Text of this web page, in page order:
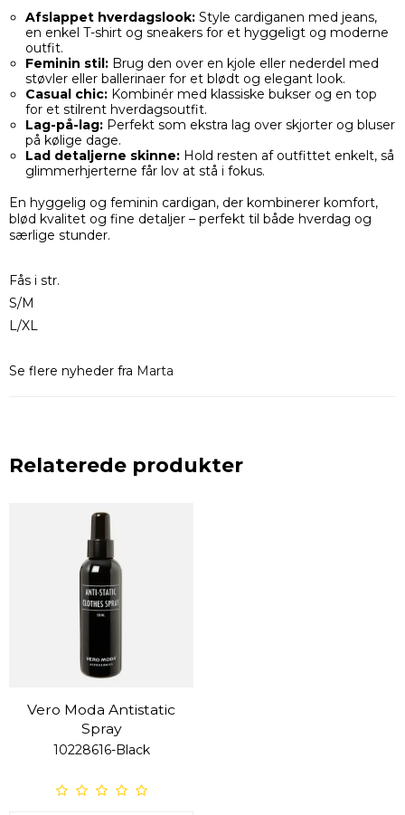
Afslappet hverdagslook:Style cardiganen med jeans,
en enkel T-shirt og sneakers for et hyggeligt og moderne
outfit.
Feminin stil:Brug den over en kjole eller nederdel med
støvler eller ballerinaer for et blødt og elegant look.
Casual chic:Kombinér med klassiske bukser og en top
for et stilrent hverdagsoutfit.
Lag-på-lag:Perfekt som ekstra lag over skjorter og bluser
på kølige dage.
Lad detaljerne skinne:Hold resten af outfittet enkelt, så
glimmerhjerterne får lov at stå i fokus.
En hyggelig og feminin cardigan, der kombinerer komfort,
blød kvalitet og fine detaljer – perfekt til både hverdag og
særlige stunder.
Fås i str.
S/M
L/XL
Se flere nyheder fra Marta
Relaterede produkter
Vero Moda Antistatic
Spray
10228616-Black